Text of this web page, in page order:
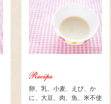
卵、乳、小麦、えび、か
に、大豆、肉、魚、米不使